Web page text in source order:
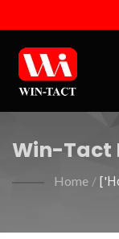
Win-Tact
Home /